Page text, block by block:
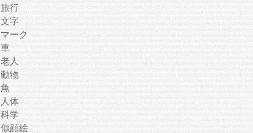
旅行
文字
マーク
車
老人
動物
魚
人体
科学
似顔絵